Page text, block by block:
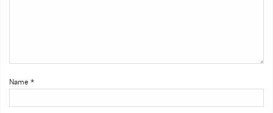
Name *